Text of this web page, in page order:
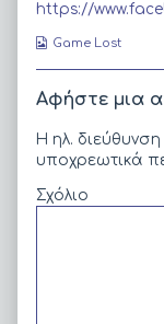
https://
Webcomic
Game Lost
Αφήστε μια
Η ηλ.
υποχρεωτικά
Σχόλιο